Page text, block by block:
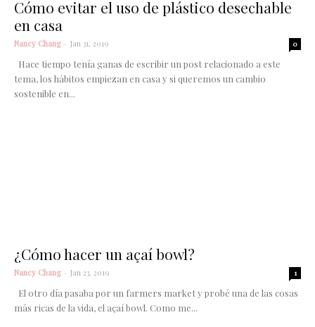
Cómo evitar el uso de plástico desechable
en casa
Nancy Chang - Jan 31, 2019 0
Hace tiempo tenía ganas de escribir un post relacionado a este
tema, los hábitos empiezan en casa y si queremos un cambio
sostenible en...
¿Cómo hacer un açaí bowl?
Nancy Chang - Jan 23, 2019 1
El otro día pasaba por un farmers market y probé una de las cosas
más ricas de la vida, el açaí bowl. Como me...